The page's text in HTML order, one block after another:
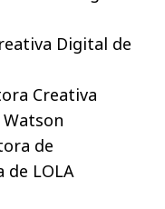
Digital de
Creativa
de
de LOLA